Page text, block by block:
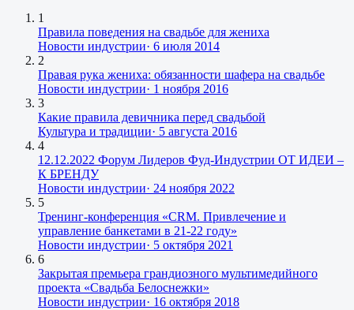
1
Правила поведения на свадьбе для жениха
Новости индустрии· 6 июля 2014
2
Правая рука жениха: обязанности шафера на свадьбе
Новости индустрии· 1 ноября 2016
3
Какие правила девичника перед свадьбой
Культура и традиции· 5 августа 2016
4
12.12.2022 Форум Лидеров Фуд-Индустрии ОТ ИДЕИ –
К БРЕНДУ
Новости индустрии· 24 ноября 2022
5
Тренинг-конференция «CRM. Привлечение и
управление банкетами в 21-22 году»
Новости индустрии· 5 октября 2021
6
Закрытая премьера грандиозного мультимедийного
проекта «Свадьба Белоснежки»
Новости индустрии· 16 октября 2018